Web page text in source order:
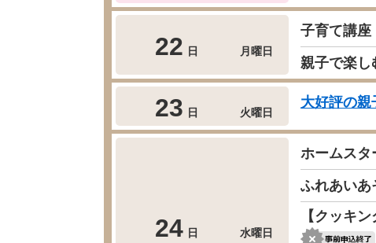
22 日 月曜日
子育て講座
親子で楽し
23 日 火曜日
大好評の親
24 日 水曜日
ホームスタ
ふれあいあ
【クッキ